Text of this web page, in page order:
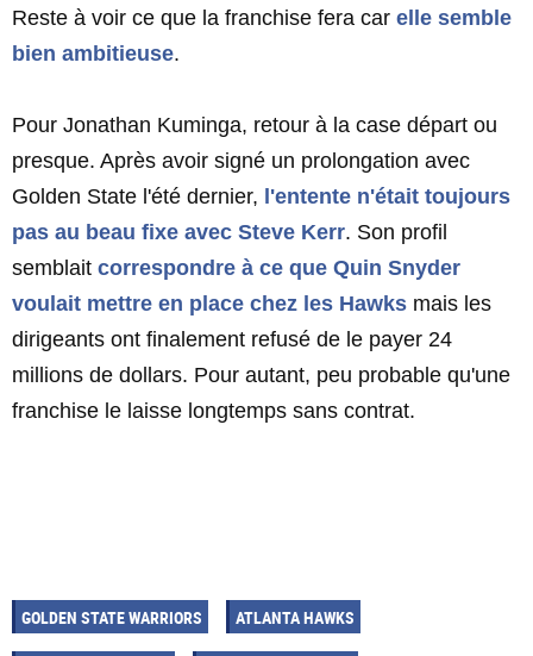
Reste à voir ce que la franchise fera car elle semble
bien ambitieuse.
Pour Jonathan Kuminga, retour à la case départ ou
presque. Après avoir signé un prolongation avec
Golden State l'été dernier, l'entente n'était toujours
pas au beau fixe avec Steve Kerr. Son profil
semblait correspondre à ce que Quin Snyder
voulait mettre en place chez les Hawks mais les
dirigeants ont finalement refusé de le payer 24
millions de dollars. Pour autant, peu probable qu'une
franchise le laisse longtemps sans contrat.
GOLDEN STATE WARRIORS ATLANTA HAWKS